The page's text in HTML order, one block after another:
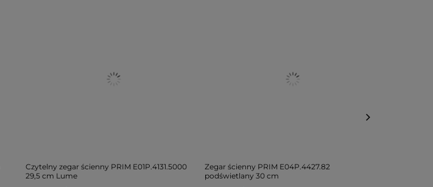
Czytelny zegar ścienny PRIM E01P.4131.5000
29,5 cm Lume
Zegar ścienny PRIM E04P.4427.82
podświetlany 30 cm